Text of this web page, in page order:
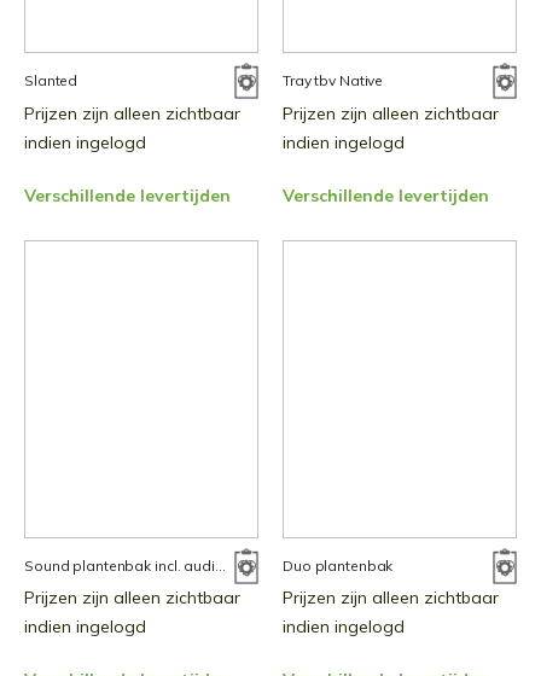
Slanted
Prijzen zijn alleen zichtbaar
indien ingelogd
Verschillende levertijden
Tray tbv Native
Prijzen zijn alleen zichtbaar
indien ingelogd
Verschillende levertijden
Prijzen zijn alleen zichtbaar
indien ingelogd
Duo plantenbak
Prijzen zijn alleen zichtbaar
indien ingelogd